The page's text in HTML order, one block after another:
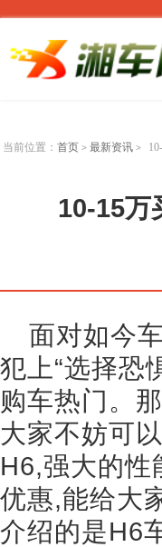
当前位置： 首页 > 最新资讯 >
10-15万
面对如今
犯上“选择恐
购车热门。
大家不妨可
H6,强大的性
优惠,能给大
介绍的是H6